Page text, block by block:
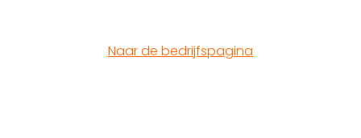
Naar de bedrijfspagina